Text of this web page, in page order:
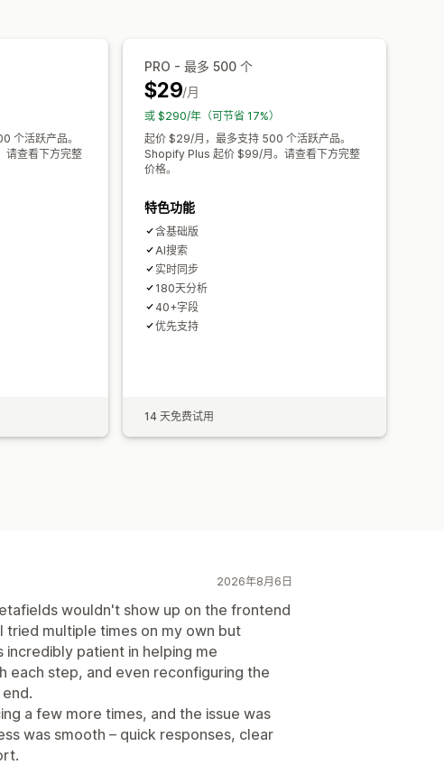
搜索查询
个活跃产品。
查看下方完整
PRO - 最多 500 个
$29/月
或 $290/年（可节省 17%）
起价 $29/月，最多支持 500 个活跃产品。
Shopify Plus 起价 $99/月。请查看下方完整
价格。
特色功能
含基础版
AI搜索
实时同步
180天分析
40+字段
优先支持
14 天免费试用
2026年8月6日
wouldn't show up on the frontend
tried multiple times on my own but
patient in helping me
each step, and even reconfiguring the
a few more times, and the issue was
was smooth – quick responses, clear